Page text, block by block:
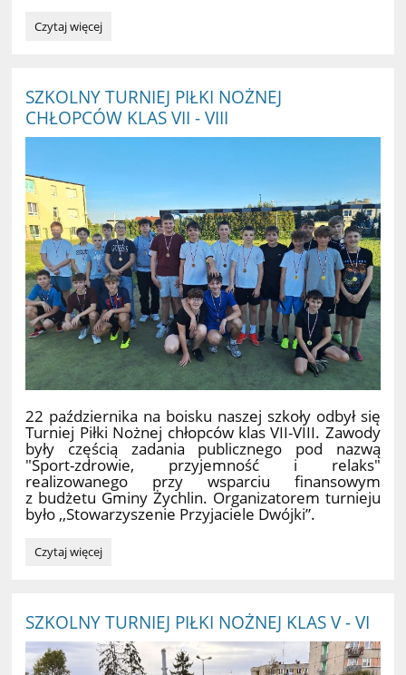
Finał
Bezpieczeństwa”:
Czytaj więcej
SZKOLNY TURNIEJ PIŁKI NOŻNEJ
CHŁOPCÓW KLAS VII - VIII
22 października na boisku naszej szkoły odbył się
Turniej Piłki Nożnej chłopców klas VII-VIII. Zawody
były częścią zadania publicznego pod nazwą
"Sport-zdrowie, przyjemność i relaks"
realizowanego przy wsparciu finansowym
z budżetu Gminy Żychlin. Organizatorem turnieju
było ,,Stowarzyszenie Przyjaciele Dwójki”.
SZKOLNY
CHŁOPCÓW
KLAS
VII
-
Czytaj więcej
SZKOLNY TURNIEJ PIŁKI NOŻNEJ KLAS V - VI